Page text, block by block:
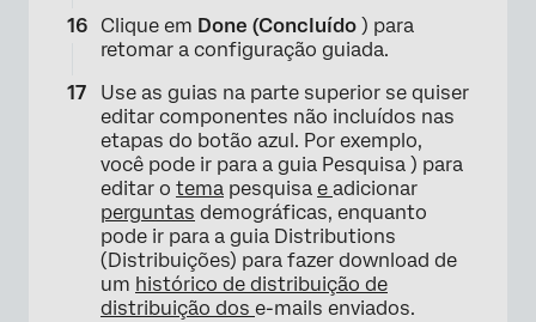
Clique em Done (Concluído ) para
retomar a configuração guiada.
Use as guias na parte superior se quiser
editar componentes não incluídos nas
etapas do botão azul. Por exemplo,
você pode ir para a guia Pesquisa ) para
editar o tema pesquisa e adicionar
perguntas demográficas, enquanto
pode ir para a guia Distributions
(Distribuições) para fazer download de
um histórico de distribuição de
distribuição dos e-mails enviados.